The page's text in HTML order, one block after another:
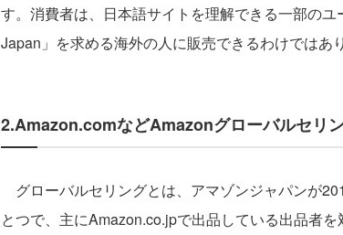
す。消費者は、日本語サイトを理解できる一部の
Japan」を求める海外の人に販売できるわけではあ
2.Amazon.comなどAmazonグローバルセリ
グローバルセリングとは、アマゾンジャパンが
とつで、主にAmazon.co.jpで出品している出品者